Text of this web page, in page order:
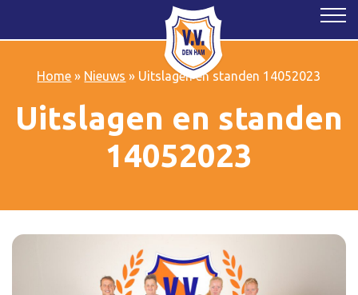
Home » Nieuws » Uitslagen en standen 14052023
Uitslagen en standen
14052023